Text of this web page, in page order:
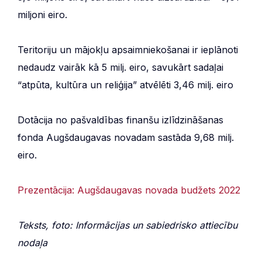
miljoni eiro.
Teritoriju un mājokļu apsaimniekošanai ir ieplānoti
nedaudz vairāk kā 5 milj. eiro, savukārt sadaļai
“atpūta, kultūra un reliģija” atvēlēti 3,46 milj. eiro
Dotācija no pašvaldības finanšu izlīdzināšanas
fonda Augšdaugavas novadam sastāda 9,68 milj.
eiro.
Prezentācija: Augšdaugavas novada budžets 2022
Teksts, foto: Informācijas un sabiedrisko attiecību
nodaļa